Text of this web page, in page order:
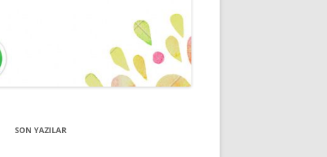
SON YAZILAR